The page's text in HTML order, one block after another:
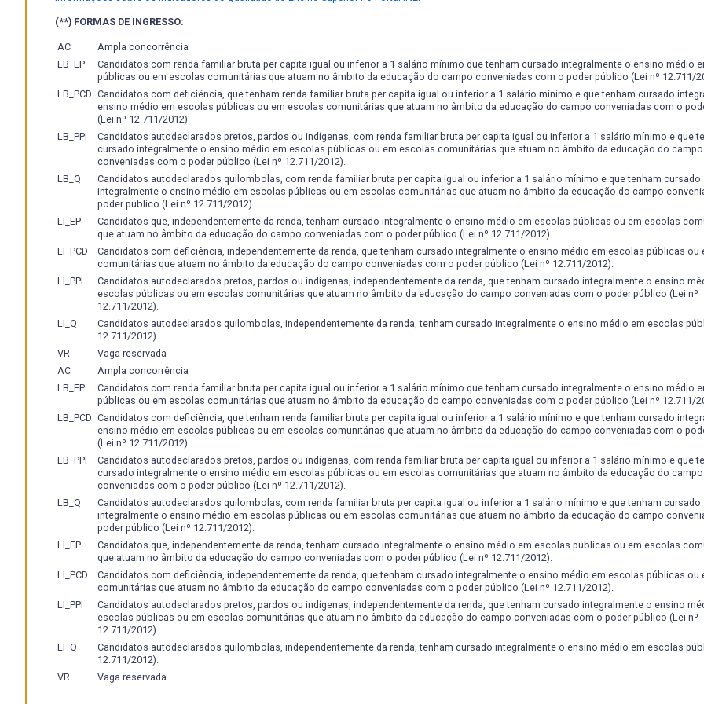
- entender e utilizar os sistemas de informação geográfica bem como os sistemas de posicionamento por satélite e recursos
- planejar e desenvolver construções rurais, ambiência, edificações, sistemas de infraestrutura, estradas e instalações
para fins agro-silvo-pastoris e agroindustriais;
- desenvolver processos e técnicas de biotecnologia agrícola, produção de energia, açúcar, álcool, bebidas e biocombustíveis;
- diagnosticar problemas e propor soluções, com auxílio da pesquisa científica, ambientalmente corretas e socialmente justas,
considerando a realidade socioeconômica e ambiental dos produtores e do espaço analisado;
- tomar iniciativa técnica e administrativa nas diferentes formas de organização, solucionando dúvidas e problemas do exercício
profissional;
- demonstrar espírito crítico e empreendedor;
- participar de trabalhos em equipe, valorizar a atuação multidisciplinar, capacitando-se para exercer liderança e colaboração
profissionais e equipes, ensejando a superação de conflitos;
- analisar, compreender, elaborar e executar projetos agrícolas e ambientais;
- projetar, conduzir, acessar pesquisas e interpretar informações técnicas e expressar-se de maneira adequada;
- comunicar-se correta e eficientemente nas formas escrita, oral e gráfica;
- manter-se atualizado e em processo contínuo de formação;
- atuar como gerador, decodificador, difusor e agente de adequação de informações e novas tecnologias que beneficiem a
- supervisionar, coordenar, orientar, assistir, assessorar, dirigir, periciar e instalar qualquer projeto de caráter agrícola, de
e ambiental;
- conhecer, criticar, elaborar propostas e sua execução, posicionando-se em relação às políticas públicas no campo do espaço
ambiental;
- atuar na organização e no gerenciamento empresarial e comunitário, interagindo nos processos decisórios de agentes,
instituições na gestão de políticas setoriais do seu campo de atuação;
- capacitação profissional de adaptação de modo flexível, crítico e criativo às novas situações e enfrentar os desafios das rápidas
transformações da sociedade e do mercado de trabalho, adaptando-se às situações novas e emergentes;
- agir com ética e rigor profissional.
Os procedimentos e os critérios de avaliação serão acompanhados pelo Colegiado de Curso, com base nos dispositivos legais da
Diretrizes e Bases da Educação Nacional (\cite{LEI939496}) e nas Resoluções do COCEPE da UFPel.
infraestrutura e com os recursos financeiros disponibilizados pelas agencias de fomento à pesquisa. A UFPel também mantém
com a Embrapa Terras Baixas e Embrapa Clima Temperado que oportuniza muitos estágios em diferentes áreas do
- Avaliar o desempenho da instituição, através da pesquisa de satisfação do formando e do acompanhamento do
profissional dos egressos.
(**) FORMAS DE INGRESSO:
AC
Ampla concorrência
LB_EP
Candidatos com renda familiar bruta per capita igual ou inferior a 1 salário mínimo que tenham cursado integralmente o ensino médio
públicas ou em escolas comunitárias que atuam no âmbito da educação do campo conveniadas com o poder público (Lei nº 12.711/
LB_PCD Candidatos com deficiência, que tenham renda familiar bruta per capita igual ou inferior a 1 salário mínimo e que tenham cursado
ensino médio em escolas públicas ou em escolas comunitárias que atuam no âmbito da educação do campo conveniadas com o
(Lei nº 12.711/2012)
LB_PPI
Candidatos autodeclarados pretos, pardos ou indígenas, com renda familiar bruta per capita igual ou inferior a 1 salário mínimo e que
cursado integralmente o ensino médio em escolas públicas ou em escolas comunitárias que atuam no âmbito da educação do campo
conveniadas com o poder público (Lei nº 12.711/2012).
LB_Q
Candidatos autodeclarados quilombolas, com renda familiar bruta per capita igual ou inferior a 1 salário mínimo e que tenham cursado
integralmente o ensino médio em escolas públicas ou em escolas comunitárias que atuam no âmbito da educação do campo
poder público (Lei nº 12.711/2012).
LI_EP
Candidatos que, independentemente da renda, tenham cursado integralmente o ensino médio em escolas públicas ou em escolas
que atuam no âmbito da educação do campo conveniadas com o poder público (Lei nº 12.711/2012).
LI_PCD
Candidatos com deficiência, independentemente da renda, que tenham cursado integralmente o ensino médio em escolas públicas ou
comunitárias que atuam no âmbito da educação do campo conveniadas com o poder público (Lei nº 12.711/2012).
LI_PPI
Candidatos autodeclarados pretos, pardos ou indígenas, independentemente da renda, que tenham cursado integralmente o ensino
escolas públicas ou em escolas comunitárias que atuam no âmbito da educação do campo conveniadas com o poder público (Lei nº
12.711/2012).
LI_Q
Candidatos autodeclarados quilombolas, independentemente da renda, tenham cursado integralmente o ensino médio em escolas
12.711/2012).
VR
Vaga reservada
AC
Ampla concorrência
LB_EP
Candidatos com renda familiar bruta per capita igual ou inferior a 1 salário mínimo que tenham cursado integralmente o ensino médio
públicas ou em escolas comunitárias que atuam no âmbito da educação do campo conveniadas com o poder público (Lei nº 12.711/
LB_PCD Candidatos com deficiência, que tenham renda familiar bruta per capita igual ou inferior a 1 salário mínimo e que tenham cursado
ensino médio em escolas públicas ou em escolas comunitárias que atuam no âmbito da educação do campo conveniadas com o
(Lei nº 12.711/2012)
LB_PPI
Candidatos autodeclarados pretos, pardos ou indígenas, com renda familiar bruta per capita igual ou inferior a 1 salário mínimo e que
cursado integralmente o ensino médio em escolas públicas ou em escolas comunitárias que atuam no âmbito da educação do campo
conveniadas com o poder público (Lei nº 12.711/2012).
LB_Q
Candidatos autodeclarados quilombolas, com renda familiar bruta per capita igual ou inferior a 1 salário mínimo e que tenham cursado
integralmente o ensino médio em escolas públicas ou em escolas comunitárias que atuam no âmbito da educação do campo
poder público (Lei nº 12.711/2012).
LI_EP
Candidatos que, independentemente da renda, tenham cursado integralmente o ensino médio em escolas públicas ou em escolas
que atuam no âmbito da educação do campo conveniadas com o poder público (Lei nº 12.711/2012).
LI_PCD
Candidatos com deficiência, independentemente da renda, que tenham cursado integralmente o ensino médio em escolas públicas ou
comunitárias que atuam no âmbito da educação do campo conveniadas com o poder público (Lei nº 12.711/2012).
LI_PPI
Candidatos autodeclarados pretos, pardos ou indígenas, independentemente da renda, que tenham cursado integralmente o ensino
escolas públicas ou em escolas comunitárias que atuam no âmbito da educação do campo conveniadas com o poder público (Lei nº
12.711/2012).
LI_Q
Candidatos autodeclarados quilombolas, independentemente da renda, tenham cursado integralmente o ensino médio em escolas
12.711/2012).
VR
Vaga reservada